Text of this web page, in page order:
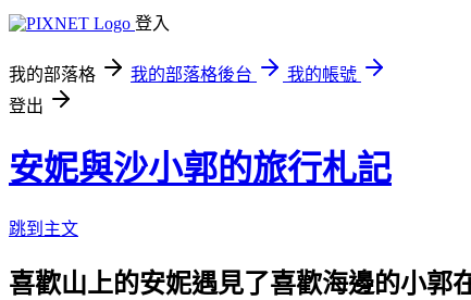
登入
我的部落格 我的部落格後台
我的帳號
登出
安妮與沙小郭的旅行札記
跳到主文
喜歡山上的安妮遇見了喜歡海邊的小郭